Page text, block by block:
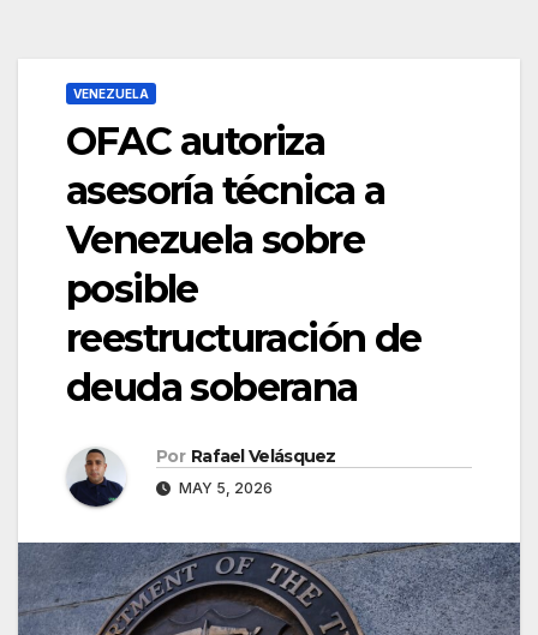
VENEZUELA
OFAC autoriza
asesoría técnica a
Venezuela sobre
posible
reestructuración de
deuda soberana
Por Rafael Velásquez
MAY 5, 2026